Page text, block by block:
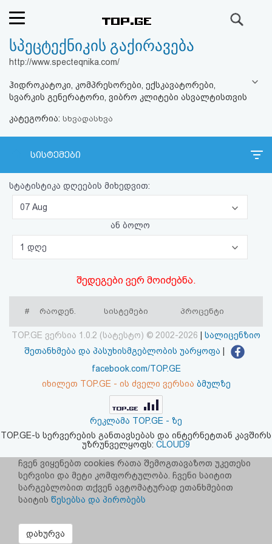
რეიტინგი
კითხვა-
პასუხი
ავტორიზაცია
პაროლის
HTML
კოდი
შეთანხმება
პასუხისმგებლობის
უარყოფა
სპეცტექნიკის გაქირავება
http://www.specteqnika.com/
ჰიდროკატოკი, კომპრესორები, ექსკავატორები,
სვარკის გენერატორი, ვიბრო კლიტები ასვალტისთვის
კატეგორია: სხვადასხვა
სისტემები
სტატისტიკა დღეების მიხედვით:
07 Aug
ან ბოლო
1 დღე
შედეგები ვერ მოიძებნა.
# რაოდენ. სისტემები პროცენტი
TOP.GE ვერსია 1.0.2 (სატესტო) © 2002-2026
სალიცენზიო
შეთანხმება და პასუხისმგებლობის უარყოფა
facebook.com/TOP.GE
იხილეთ TOP.GE - ის ძველი ვერსია ბმულზე
რეკლამა TOP.GE - ზე
TOP.GE-ს სერვერების განთავსებას და ინტერნეტთან კავშირს
უზრუნველყოფს: CLOUD9
ჩვენ ვიყენებთ cookies რათა შემოგთავაზოთ უკეთესი
სერვისი და მეტი კომფორტულობა. ჩვენი საიტით
სარგებლობით თქვენ ავტომატურად ეთანხმებით
საიტის წესებსა და პირობებს
დახურვა